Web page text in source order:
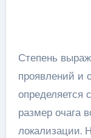
Степень
проявлений и
определяется
размер очага
локализации.